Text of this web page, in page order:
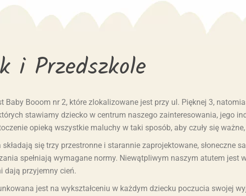
BB6: Żłobek i
ul. Ochota 4ZW, Wieliczka
Kraków
Kraków
BB8: Żłobek i
i Przedszkole
Baby Booom nr 2, które zlokalizowane jest przy ul. Pięknej 3,
stawiamy dziecko w centrum naszego zainteresowania, jego
opieką wszystkie maluchy w taki sposób, aby czuły się
się trzy przestronne i starannie zaprojektowane, słoneczne
spełniają wymagane normy. Niewątpliwym naszym atutem jest
dają przyjemny cień.
jest na wykształceniu w każdym dziecku poczucia swojej